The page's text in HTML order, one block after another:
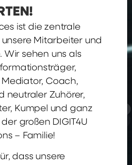
ist die zentrale
Mitarbeiter und
Wir sehen uns als
Coach,
neutraler Zuhörer,
Kumpel und ganz
großen DIGIT4U
– Familie!
dass unsere